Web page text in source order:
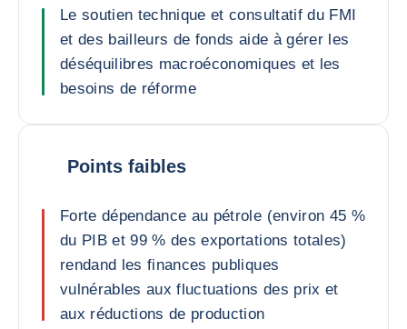
Le soutien technique et consultatif du FMI
et des bailleurs de fonds aide à gérer les
déséquilibres macroéconomiques et les
besoins de réforme
Points faibles
Forte dépendance au pétrole (environ 45 %
du PIB et 99 % des exportations totales)
rendand les finances publiques
vulnérables aux fluctuations des prix et
aux réductions de production